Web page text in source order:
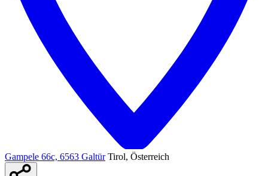
Gampele 66c, 6563 Galtür Tirol, Österreich